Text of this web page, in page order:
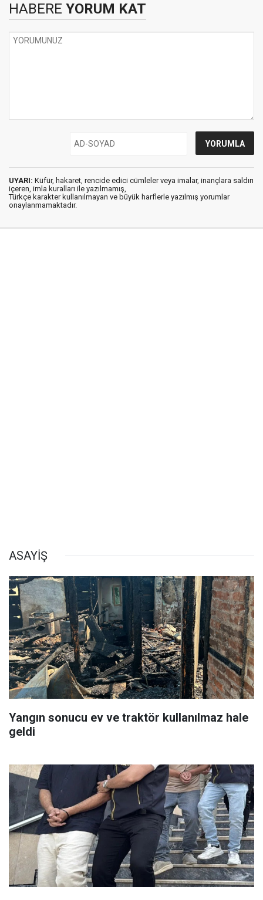
HABERE YORUM KAT
UYARI: Küfür, hakaret, rencide edici cümleler veya imalar, inançlara saldırı
içeren, imla kuralları ile yazılmamış,
Türkçe karakter kullanılmayan ve büyük harflerle yazılmış yorumlar
onaylanmamaktadır.
ASAYİŞ
Yangın sonucu ev ve traktör kullanılmaz hale
geldi